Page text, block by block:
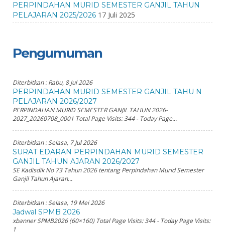
PERPINDAHAN MURID SEMESTER GANJIL TAHUN
PELAJARAN 2025/2026 17 Juli 2025
Pengumuman
Diterbitkan :Rabu, 8 Jul 2026
PERPINDAHAN MURID SEMESTER GANJIL TAHU N
PELAJARAN 2026/2027
PERPINDAHAN MURID SEMESTER GANJIL TAHUN 2026-
2027_20260708_0001 Total Page Visits: 344 - Today Page...
Diterbitkan :Selasa, 7 Jul 2026
SURAT EDARAN PERPINDAHAN MURID SEMESTER
GANJIL TAHUN AJARAN 2026/2027
SE Kadisdik No 73 Tahun 2026 tentang Perpindahan Murid Semester
Ganjil Tahun Ajaran...
Diterbitkan :Selasa, 19 Mei 2026
Jadwal SPMB 2026
xbanner SPMB2026 (60×160) Total Page Visits: 344 - Today Page Visits:
1